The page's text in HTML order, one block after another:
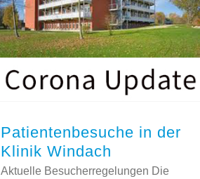
Patientenbesuche in der
Klinik Windach
Aktuelle Besucherregelungen Die